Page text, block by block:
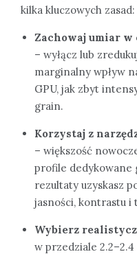
kilka kluczowych zasad:
Zachowaj umiar
– wyłącz lub
marginalny wpływ
GPU, jak zbyt
grain.
Korzystaj z
– większość
profile dedykowane
rezultaty uzyskasz
jasności, kontrastu
Wybierz
w przedziale